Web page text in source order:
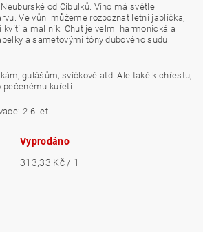
od Cibulků. Víno má světle
. Ve vůni můžeme rozpoznat letní jablíčka,
kvítí a maliník. Chuť je velmi harmonická a
a sametovými tóny dubového sudu.
gulášům, svíčkové atd. Ale také k chřestu,
kuřeti.
: 2-6 let.
Vyprodáno
313,33 Kč / 1 l